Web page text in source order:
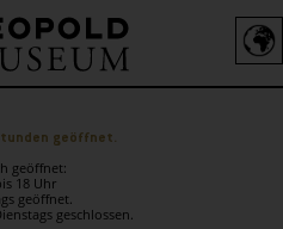
geöffnet.
geöffnet:
18 Uhr
geöffnet.
geschlossen.